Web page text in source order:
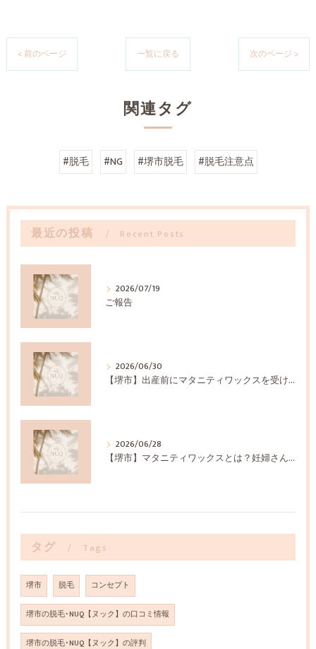
< 前のページ 一覧に戻る 次のページ >
関連タグ
#脱毛 #NG #堺市脱毛 #脱毛注意点
最近の投稿 Recent Posts
2026/07/19
ご報告
2026/06/30
【堺市】出産前にマタニティワックスを受けるメリットとは？
2026/06/28
【堺市】マタニティワックスとは？妊婦さんに選ばれる理由
タグ Tags
堺市 脱毛 コンセプト
堺市の脱毛･NUQ【ヌック】の口コミ情報
堺市の脱毛･NUQ【ヌック】の評判